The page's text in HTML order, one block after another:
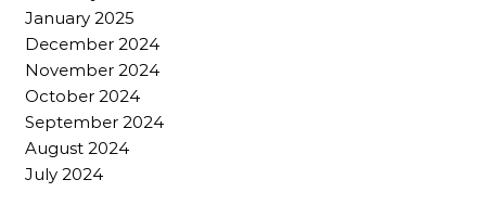
January 2025
December 2024
November 2024
October 2024
September 2024
August 2024
July 2024